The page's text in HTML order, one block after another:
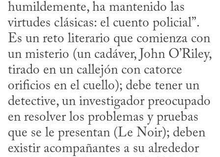
humildemente, ha mantenido las
virtudes clásicas: el cuento policial”.
Es un reto literario que comienza con
un misterio (un cadáver, John O’Riley,
tirado en un callejón con catorce
orificios en el cuello); debe tener un
detective, un investigador preocupado
en resolver los problemas y pruebas
que se le presentan (Le Noir); deben
existir acompañantes a su alrededor